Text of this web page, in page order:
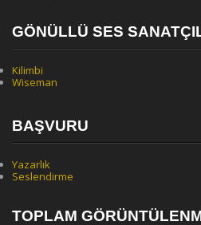
GÖNÜLLÜ SES
Kilimbi
Wiseman
BAŞVURU
Yazarlık
Seslendirme
TOPLAM